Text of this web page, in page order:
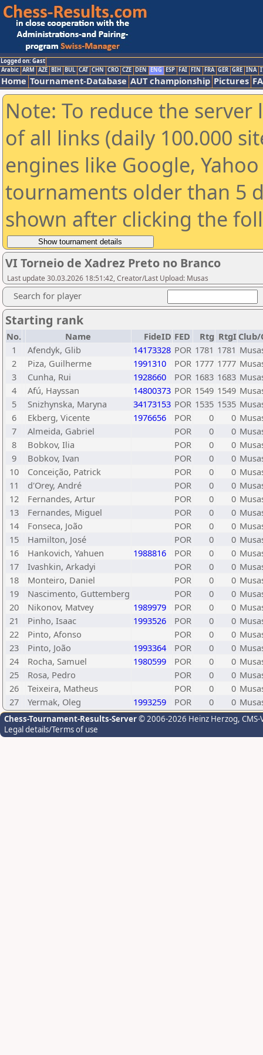
Logged on: Gast
Arabic ARM AZE BIH BUL CAT CHN CRO CZE DEN ENG ESP FAI FIN FRA GER GRE INA
Home Tournament-Database AUT championship Pictures
Note: To reduce the
of all links (daily 100.000
engines like Google,
tournaments older than 5
shown after clicking the
VI Torneio de Xadrez Preto no Branco
Last update 30.03.2026 18:51:42, Creator/Last Upload: Musas
Search for player
Starting rank
No. Name FideID FED Rtg RtgI Club/
1
Afendyk, Glib 14173328 POR 1781 1781
2
Piza, Guilherme 1991310 POR 1777 1777
3
Cunha, Rui 1928660 POR 1683 1683
4
Afú, Hayssan 14800373 POR 1549 1549
5
Snizhynska, Maryna 34173153 POR 1535 1535
6
Ekberg, Vicente 1976656 POR 0 0
7
Almeida, Gabriel POR 0 0
8
Bobkov, Ilia POR 0 0
9
Bobkov, Ivan POR 0 0
10
Conceição, Patrick POR 0 0
11
d'Orey, André POR 0 0
12
Fernandes, Artur POR 0 0
13
Fernandes, Miguel POR 0 0
14
Fonseca, João POR 0 0
15
Hamilton, José POR 0 0
16
Hankovich, Yahuen 1988816 POR 0 0
17
Ivashkin, Arkadyi POR 0 0
18
Monteiro, Daniel POR 0 0
19
Nascimento, Guttemberg POR 0 0
20
Nikonov, Matvey 1989979 POR 0 0
21
Pinho, Isaac 1993526 POR 0 0
22
Pinto, Afonso POR 0 0
23
Pinto, João 1993364 POR 0 0
24
Rocha, Samuel 1980599 POR 0 0
25
Rosa, Pedro POR 0 0
26
Teixeira, Matheus POR 0 0
27
Yermak, Oleg 1993259 POR 0 0
Chess-Tournament-Results-Server© 2006-2026 Heinz Herzog,
Legal details/Terms of use